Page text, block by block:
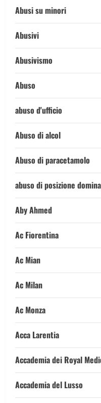
Abusi su minori
Abusivi
Abusivismo
Abuso
abuso d'ufficio
Abuso di alcol
Abuso di paracetamolo
abuso di posizione
Aby Ahmed
Ac Fiorentina
Ac Mian
Ac Milan
Ac Monza
Acca Larentia
Accademia dei Royal
Accademia del Lusso